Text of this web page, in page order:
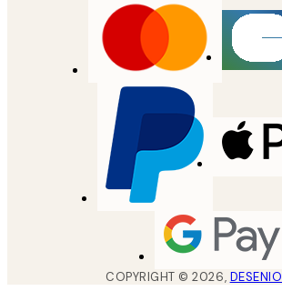
COPYRIGHT ©2026, DESENIO